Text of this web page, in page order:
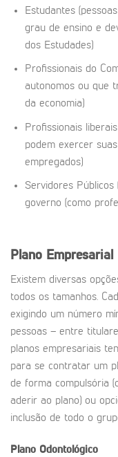
Estudantes
grau de ensino e
dos Estudades)
Profissionais do
autonomos ou que
da economia)
Profissionais
podem exercer
empregados)
Servidores Públicos
governo (como
Plano Empresarial
Existem diversas
todos os tamanhos.
exigindo um número
pessoas – entre
planos empresariais
para se contratar um
de forma compulsória
aderir ao plano) ou
inclusão de todo o
Plano Odontológico